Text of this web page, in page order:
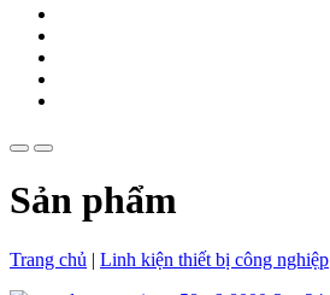
Sản phẩm
Trang chủ | Linh kiện thiết bị công nghiệp